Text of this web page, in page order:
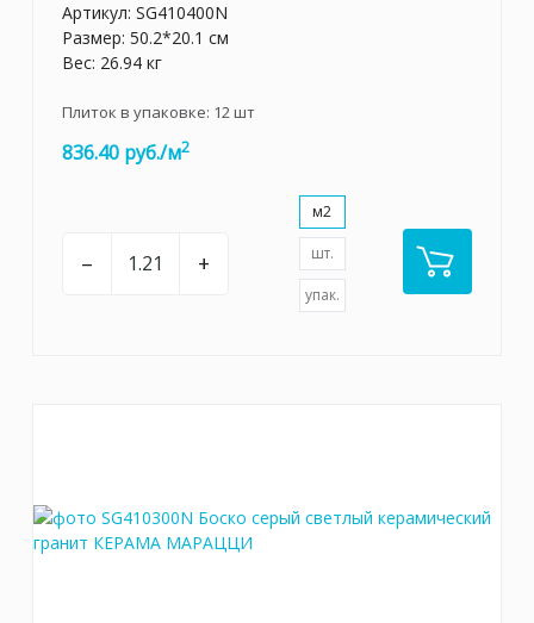
Артикул: SG410400N
Размер: 50.2*20.1 см
Вес: 26.94 кг
Плиток в упаковке: 12шт
836.40 руб./м2
– +
м2
шт.
упак.